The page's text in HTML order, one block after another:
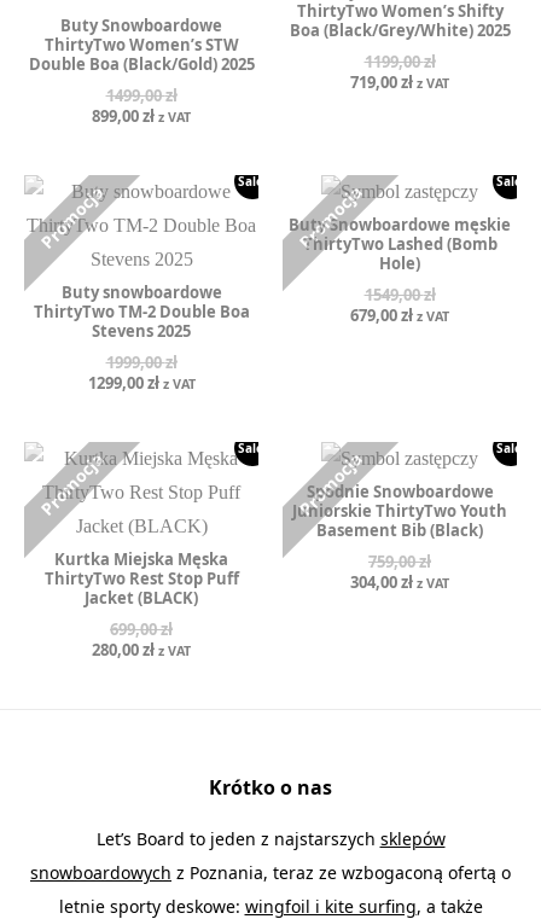
Buty Snowboardowe
ThirtyTwo Women’s STW
Double Boa (Black/Gold) 2025
1499,00zł
Pierwotna
1499,00 zł.
899,00złAktualna
z VAT
ThirtyTwo Women’s Shifty
Boa (Black/Grey/White) 2025
1199,00zł
Pierwotna
719,00złAktualna
z VAT
Sale!
Buty snowboardowe
ThirtyTwo TM-2 Double Boa
Stevens 2025
1999,00zł
Pierwotna
1999,00 zł.
1299,00złAktualna
z VAT
Sale!
Buty Snowboardowe męskie
ThirtyTwo Lashed (Bomb
Hole)
1549,00zł
Pierwotna
679,00złAktualna
z VAT
Sale!
Kurtka Miejska Męska
ThirtyTwo Rest Stop Puff
Jacket (BLACK)
699,00zł
Pierwotna
280,00złAktualna
z VAT
Sale!
Spodnie Snowboardowe
Juniorskie ThirtyTwo Youth
Basement Bib (Black)
759,00zł
Pierwotna
304,00złAktualna
z VAT
Krótko o nas
Let’s Board to jeden z najstarszych sklepów
snowboardowych z Poznania, teraz ze wzbogaconą ofertą o
letnie sporty deskowe: wingfoil i kite surfing, a także